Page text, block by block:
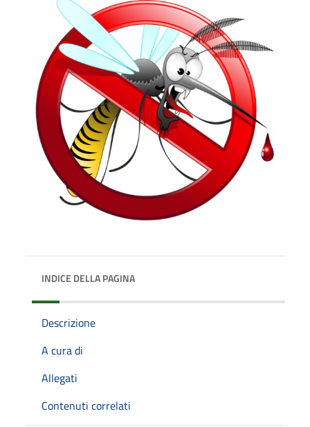
INDICE DELLA PAGINA
Descrizione
A cura di
Allegati
Contenuti correlati